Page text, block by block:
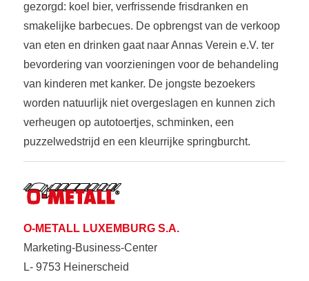
gezorgd: koel bier, verfrissende frisdranken en
smakelijke barbecues. De opbrengst van de verkoop
van eten en drinken gaat naar Annas Verein e.V. ter
bevordering van voorzieningen voor de behandeling
van kinderen met kanker. De jongste bezoekers
worden natuurlijk niet overgeslagen en kunnen zich
verheugen op autotoertjes, schminken, een
puzzelwedstrijd en een kleurrijke springburcht.
O-METALL LUXEMBURG S.A.
Marketing-Business-Center
L- 9753 Heinerscheid